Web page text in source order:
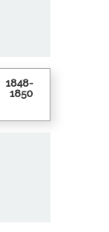
1848-
1850